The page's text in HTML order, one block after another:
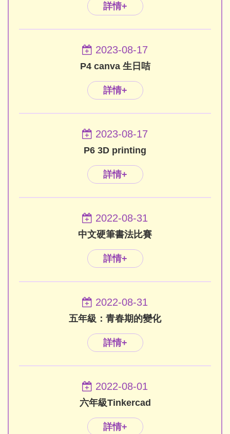
詳情+
2023-08-17
P4 canva 生日咭
詳情+
2023-08-17
P6 3D printing
詳情+
2022-08-31
中文硬筆書法比賽
詳情+
2022-08-31
五年級：青春期的變化
詳情+
2022-08-01
六年級Tinkercad
詳情+